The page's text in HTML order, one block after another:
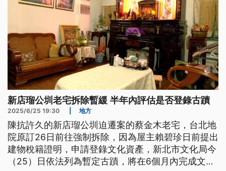
新店瑠公圳老宅拆除暫緩 半年內評估是否登錄古蹟
2025/6/25 19:30 地方
陳抗許久的新店瑠公圳迫遷案的蔡金木老宅，台北地
院原訂26日前往強制拆除，因為屋主賴碧珍日前提出
建物稅籍證明，申請登錄文化資產，新北市文化局今
（25）日依法列為暫定古蹟，將在6個月內完成文資